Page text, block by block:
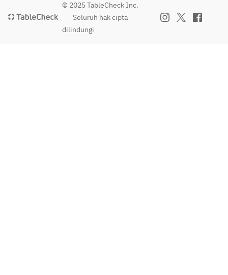
© 2025 TableCheck Inc.
Seluruh hak cipta
dilindungi